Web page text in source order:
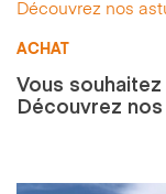
ACHAT
Vous
Découvrez